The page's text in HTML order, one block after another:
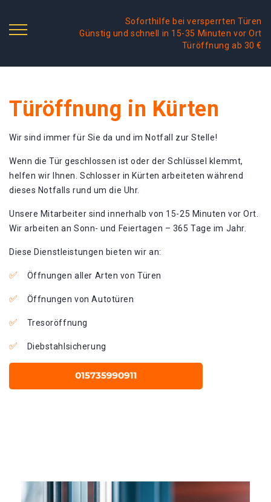
Soforthilfe bei versperrten Türen
Günstig und schnell in 15-35 Minuten vor Ort
Türöffnung ab 30 €
Türöffnung in Kürten
Wir sind immer für Sie da und im Notfall zur Stelle!
Wenn die Tür geschlossen ist oder der Schlüssel klemmt,
helfen wir Ihnen. Schlosser in Kürten arbeiteten während
dieses Notfalls rund um die Uhr.
Unsere Mitarbeiter sind innerhalb von 15-25 Minuten vor Ort.
Wir arbeiten an Sonn- und Feiertagen – 365 Tage im Jahr.
Diese Dienstleistungen bieten wir an:
Öffnungen aller Arten von Türen
Öffnungen von Autotüren
Tresoröffnung
Diebstahlsicherung